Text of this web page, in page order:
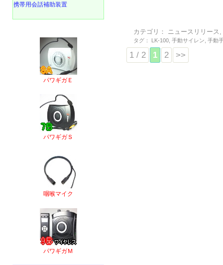
カテゴリ： ニュースリリース
タグ： LK-100 ,手動サイレン ,手動
1 / 2 1 2 >>
携帯用会話補助装置
パワギガＥ
パワギガＳ
咽喉マイク
パワギガＭ